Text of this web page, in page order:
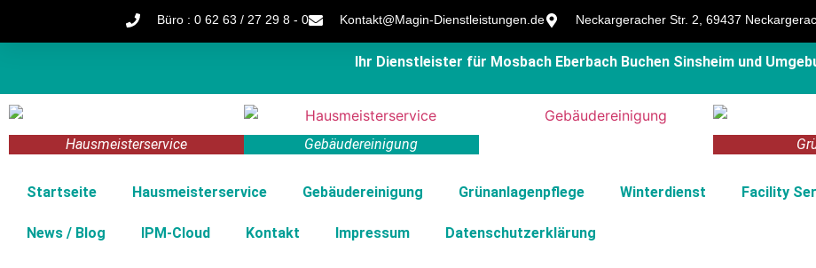
Büro : 0 62 63 / 27 29 8 - 0 Kontakt@Magin-Dienstleistungen.de Neckargeracher Str. 2, 69437
Ihr Dienstleister für Mosbach Eberbach Buchen Sinsheim und
Hausmeisterservice Gebäudereinigung
Startseite Hausmeisterservice Gebäudereinigung Grünanlagenpflege Winterdienst Facility
News / Blog IPM-Cloud Kontakt Impressum Datenschutz­erklärung